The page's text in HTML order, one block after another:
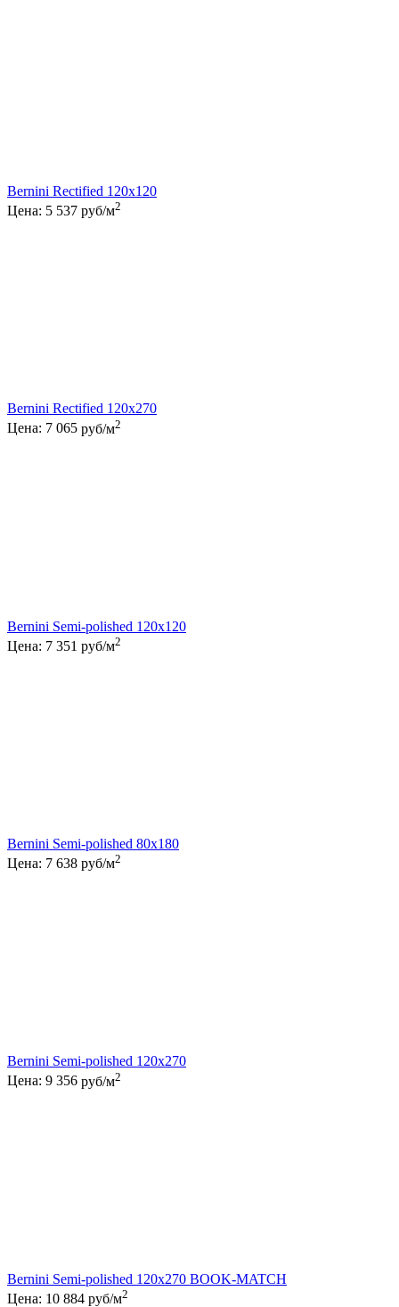
Bernini Rectified 120x120
Цена: 5 537 руб/м2
Bernini Rectified 120x270
Цена: 7 065 руб/м2
Bernini Semi-polished 120x120
Цена: 7 351 руб/м2
Bernini Semi-polished 80x180
Цена: 7 638 руб/м2
Bernini Semi-polished 120x270
Цена: 9 356 руб/м2
Bernini Semi-polished 120x270 BOOK-MATCH
Цена: 10 884 руб/м2